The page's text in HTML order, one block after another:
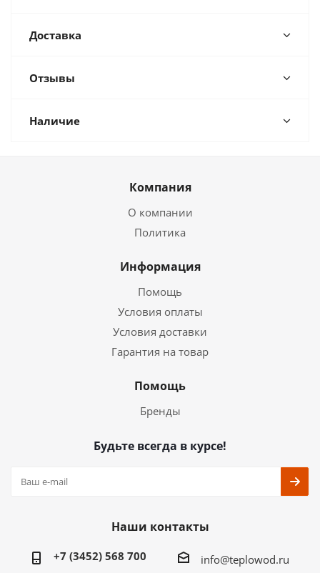
Доставка
Отзывы
Наличие
Компания
О компании
Политика
Информация
Помощь
Условия оплаты
Условия доставки
Гарантия на товар
Помощь
Бренды
Будьте всегда в курсе!
Наши контакты
+7 (3452) 568 700 info@teplowod.ru